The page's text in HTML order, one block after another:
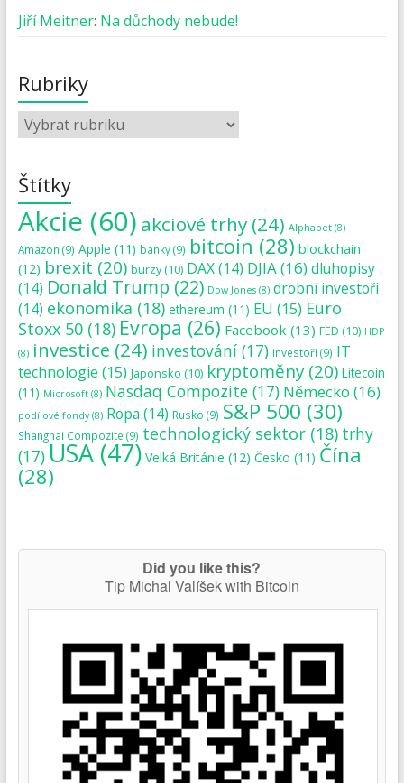
Jiří Meitner: Na důchody nebude!
Rubriky
Štítky
Akcie (60) akciové trhy(24) Alphabet(8)
Amazon (9) Apple (11) banky(9) bitcoin (28) blockchain
(12) brexit (20) burzy(10) DAX(14) DJIA(16)dluhopisy
(14) Donald Trump (22) Dow Jones(8) drobní investoři
(14) ekonomika (18) ethereum (11) EU (15) Euro
Stoxx 50(18) Evropa (26) Facebook (13) FED (10) HDP
(8) investice (24) investování(17) investoři (9) IT
technologie (15) Japonsko (10) kryptoměny(20) Litecoin
(11) Microsoft(8) Nasdaq Compozite(17) Německo (16)
podílové fondy(8) Ropa (14) Rusko (9) S&P 500 (30)
Shanghai Compozite (9) technologický sektor(18) trhy
(17)USA(47) Velká Británie (12) Česko (11) Čína
(28)
Did you like this?
Tip Michal Valíšek with Bitcoin